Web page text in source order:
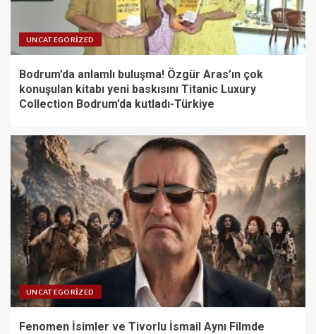
UNCATEGORIZED
Bodrum’da anlamlı buluşma! Özgür Aras’ın çok
konuşulan kitabı yeni baskısını Titanic Luxury
Collection Bodrum’da kutladı-Türkiye
UNCATEGORIZED
Fenomen İsimler ve Tivorlu İsmail Aynı Filmde